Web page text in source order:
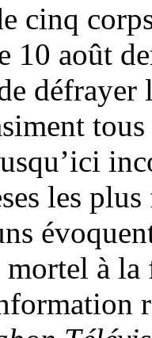
cinq
10 août
les
mortel à